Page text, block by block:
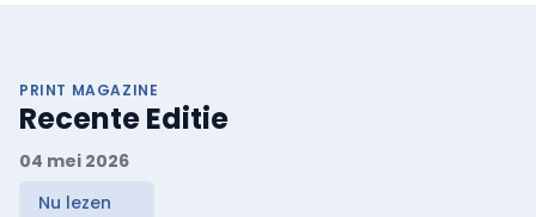
PRINT MAGAZINE
Recente Editie
04 mei 2026
Nu lezen